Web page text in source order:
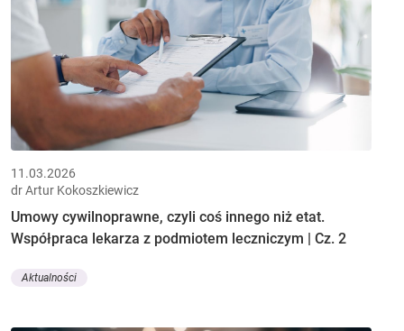
11.03.2026
dr Artur Kokoszkiewicz
Umowy cywilnoprawne, czyli coś innego niż etat.
Współpraca lekarza z podmiotem leczniczym | Cz. 2
Aktualności